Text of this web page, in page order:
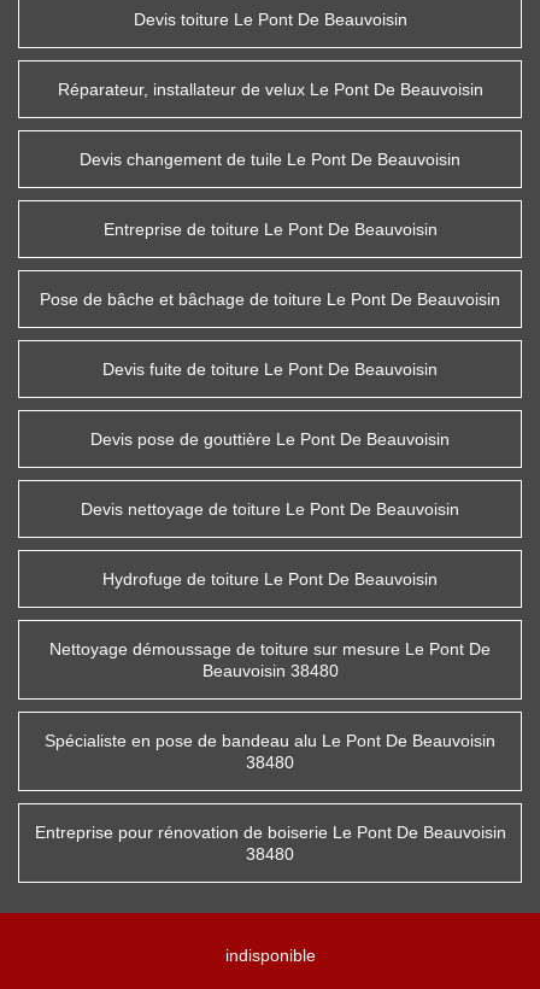
Devis toiture Le Pont De Beauvoisin
Réparateur, installateur de velux Le Pont De Beauvoisin
Devis changement de tuile Le Pont De Beauvoisin
Entreprise de toiture Le Pont De Beauvoisin
Pose de bâche et bâchage de toiture Le Pont De Beauvoisin
Devis fuite de toiture Le Pont De Beauvoisin
Devis pose de gouttière Le Pont De Beauvoisin
Devis nettoyage de toiture Le Pont De Beauvoisin
Hydrofuge de toiture Le Pont De Beauvoisin
Nettoyage démoussage de toiture sur mesure Le Pont De
Beauvoisin 38480
Spécialiste en pose de bandeau alu Le Pont De Beauvoisin
38480
Entreprise pour rénovation de boiserie Le Pont De Beauvoisin
38480
indisponible